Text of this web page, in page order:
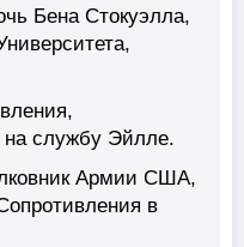
Бена Стокуэлла,
на службу Эйлле.
Армии США,
в